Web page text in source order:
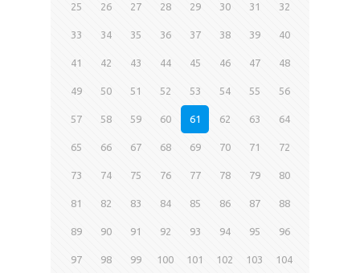
25 26 27 28 29 30 31 32
33 34 35 36 37 38 39 40
41 42 43 44 45 46 47 48
49 50 51 52 53 54 55 56
57 58 59 60 61 62 63 64
65 66 67 68 69 70 71 72
73 74 75 76 77 78 79 80
81 82 83 84 85 86 87 88
89 90 91 92 93 94 95 96
97 98 99 100 101 102 103 104